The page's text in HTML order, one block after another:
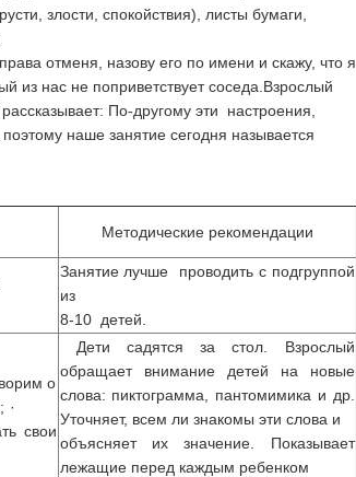
злости, спокойствия), листы бумаги,
отменя, назову его по имени и скажу, что я
из нас не поприветствует соседа.Взрослый
По-другому эти настроения,
наше занятие сегодня называется
Методические рекомендации
Занятие лучше проводить с подгруппой
из
8-10 детей.
о
·
свои
Дети садятся за стол. Взрослый
обращает внимание детей на новые
слова: пиктограмма, пантомимика и др.
Уточняет, всем ли знакомы эти слова и
объясняет их значение. Показывает
лежащие перед каждым ребенком